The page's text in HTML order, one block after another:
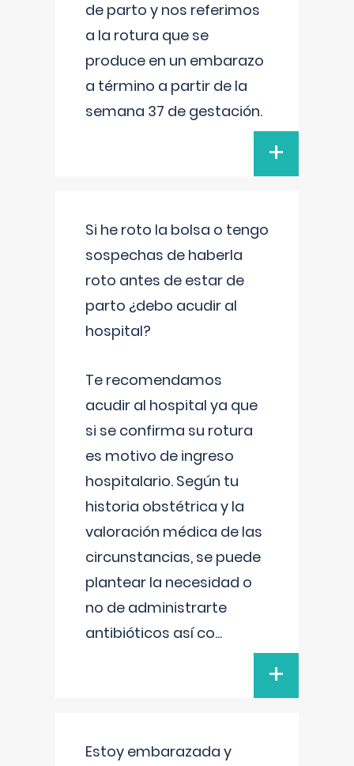
de parto y nos referimos
a la rotura que se
produce en un embarazo
a término a partir de la
semana 37 de gestación.
+
Si he roto la bolsa o tengo
sospechas de haberla
roto antes de estar de
parto ¿debo acudir al
hospital?
Te recomendamos
acudir al hospital ya que
si se confirma su rotura
es motivo de ingreso
hospitalario. Según tu
historia obstétrica y la
valoración médica de las
circunstancias, se puede
plantear la necesidad o
no de administrarte
antibióticos así co...
+
Estoy embarazada y